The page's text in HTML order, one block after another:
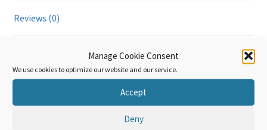
Manage Cookie Consent
We use cookies to optimize our website and our service.
Accept
Deny
caoutchouc
Reviews (0)
Additional information
Language French